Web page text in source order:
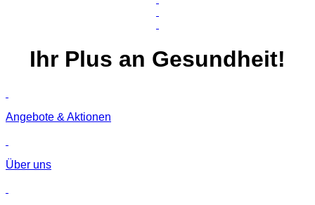
Ihr Plus an Gesundheit!
Angebote & Aktionen
Über uns